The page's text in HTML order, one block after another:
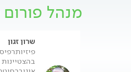
מנהל פורום
שרון זגון